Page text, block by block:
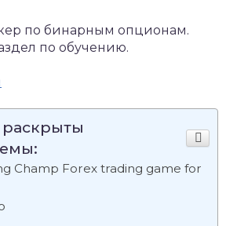
по бинарным опционам.
по обучению.
раскрыты
Champ Forex trading game for